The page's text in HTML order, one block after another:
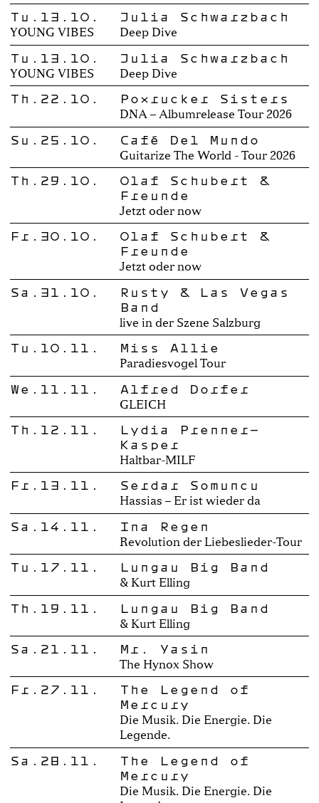
Tu.13.10.
YOUNG VIBES
Julia Schwarzbach
Deep Dive
Tu.13.10.
YOUNG VIBES
Julia Schwarzbach
Deep Dive
Th.22.10. Poxrucker Sisters
DNA – Albumrelease Tour 2026
Su.25.10. Café Del Mundo
Guitarize The World - Tour 2026
Th.29.10.
Olaf Schubert &
Freunde
Jetzt oder now
Fr.30.10.
Olaf Schubert &
Freunde
Jetzt oder now
Sa.31.10.
Rusty & Las Vegas
Band
live in der Szene Salzburg
Tu.10.11. Miss Allie
Paradiesvogel Tour
We.11.11. Alfred Dorfer
GLEICH
Th.12.11.
Lydia Prenner-
Kasper
Haltbar-MILF
Fr.13.11. Serdar Somuncu
Hassias – Er ist wieder da
Sa.14.11. Ina Regen
Revolution der Liebeslieder-Tour
Tu.17.11. Lungau Big Band
& Kurt Elling
Th.19.11. Lungau Big Band
& Kurt Elling
Sa.21.11. Mr. Yasin
The Hynox Show
Fr.27.11.
The Legend of
Mercury
Die Musik. Die Energie. Die
Legende.
Sa.28.11.
The Legend of
Mercury
Die Musik. Die Energie. Die